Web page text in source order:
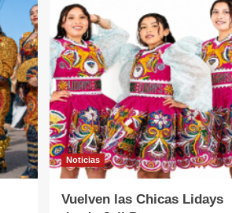
Noticias
Vuelven las Chicas Lidays